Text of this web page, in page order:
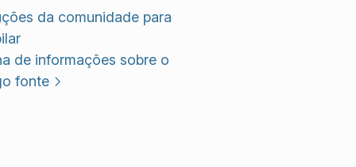
da comunidade para
de informações sobre o
fonte